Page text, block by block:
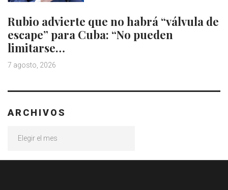
Rubio advierte que no habrá “válvula de
escape” para Cuba: “No pueden
limitarse…
7 agosto, 2026
ARCHIVOS